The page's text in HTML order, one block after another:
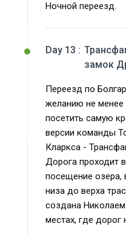
Ночной переезд.
Day 13 :
замок
Переезд по
желанию не менее
посетить самую
версии команды
Кларкса -
Дорога проходит
посещение озера,
низа до верха
создана
местах, где